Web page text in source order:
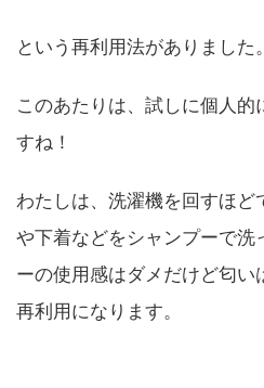
という再利用法がありました。
このあたりは、試しに個人
すね！
わたしは、洗濯機を回すほど
や下着などをシャンプーで洗
ーの使用感はダメだけど匂い
再利用になります。